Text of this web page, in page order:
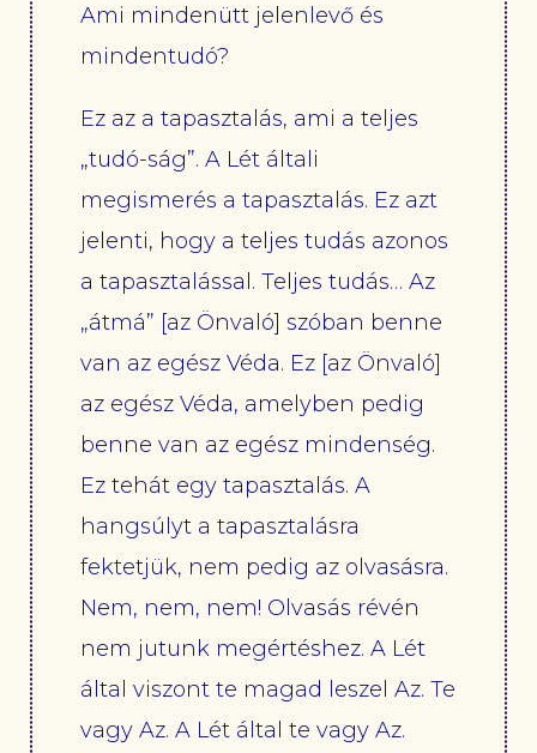
Ami mindenütt jelenlevő és
mindentudó?
Ez az a tapasztalás, ami a teljes
„tudó-ság”. A Lét általi
megismerés a tapasztalás. Ez azt
jelenti, hogy a teljes tudás azonos
a tapasztalással. Teljes tudás… Az
„átmá” [az Önvaló] szóban benne
van az egész Véda. Ez [az Önvaló]
az egész Véda, amelyben pedig
benne van az egész mindenség.
Ez tehát egy tapasztalás. A
hangsúlyt a tapasztalásra
fektetjük, nem pedig az olvasásra.
Nem, nem, nem! Olvasás révén
nem jutunk megértéshez. A Lét
által viszont te magad leszel Az. Te
vagy Az. A Lét által te vagy Az.